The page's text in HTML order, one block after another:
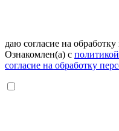
даю согласие на
Ознакомлен(а) с
согласие на обработку